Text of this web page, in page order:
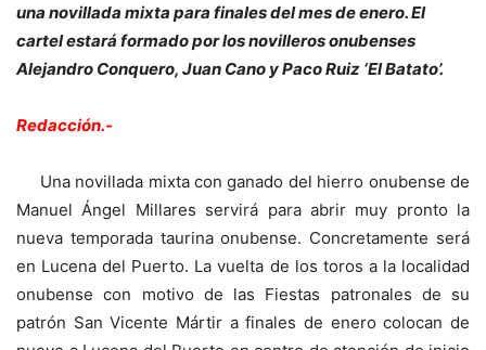
una novillada mixta para finales del mes de enero. El
cartel estará formado por los novilleros onubenses
Alejandro Conquero, Juan Cano y Paco Ruiz ‘El Batato’.
Redacción.-
Una novillada mixta con ganado del hierro onubense de
Manuel Ángel Millares servirá para abrir muy pronto la
nueva temporada taurina onubense. Concretamente será
en Lucena del Puerto. La vuelta de los toros a la localidad
onubense con motivo de las Fiestas patronales de su
patrón San Vicente Mártir a finales de enero colocan de